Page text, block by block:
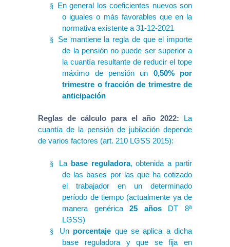
§ En general los coeficientes nuevos son
o iguales o más favorables que en la
normativa existente a 31-12-2021
§
Se mantiene la regla de que el importe
de la pensión no puede ser superior a
la cuantía resultante de reducir el tope
máximo de pensión un 0,50% por
trimestre o fracción de trimestre de
anticipación
Reglas de cálculo para el año 2022: La
cuantía de la pensión de jubilación depende
de varios factores (art. 210 LGSS 2015):
§ La base reguladora, obtenida a partir
de las bases por las que ha cotizado
el trabajador en un determinado
período de tiempo (actualmente ya de
manera genérica25 años DT 8ª
LGSS)
§ Un porcentaje que se aplica a dicha
base reguladora y que se fija en